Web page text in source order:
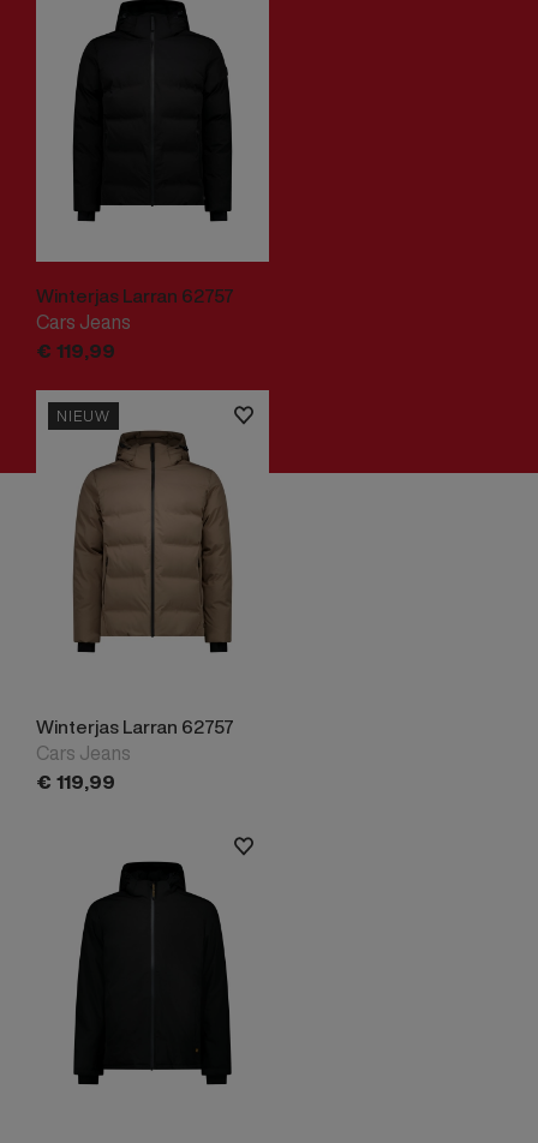
Winterjas Larran 62757
Cars Jeans
€ 119,99
NIEUW
Winterjas Larran 62757
Cars Jeans
€ 119,99